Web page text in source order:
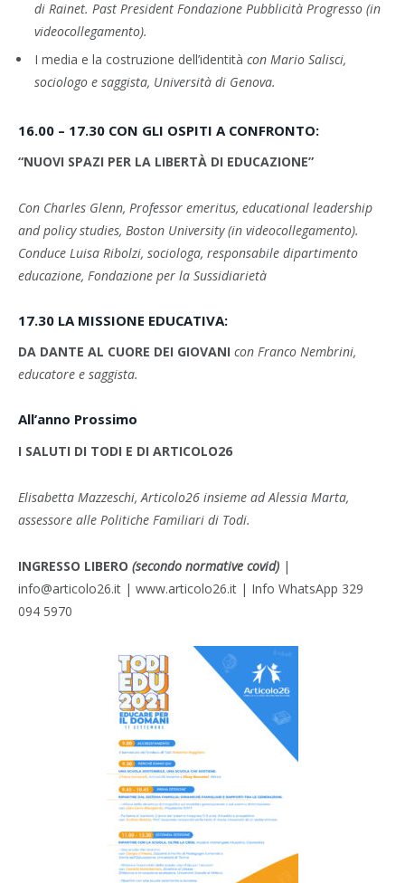
di Rainet. Past President Fondazione Pubblicità Progresso (in
videocollegamento).
I media e la costruzione dell’identità con Mario Salisci,
sociologo e saggista, Università di Genova.
16.00 – 17.30 CON GLI OSPITI A CONFRONTO:
“NUOVI SPAZI PER LA LIBERTÀ DI EDUCAZIONE”
Con Charles Glenn, Professor emeritus, educational leadership
and policy studies, Boston University(in videocollegamento).
Conduce Luisa Ribolzi, sociologa, responsabile dipartimento
educazione, Fondazione per la Sussidiarietà
17.30 LA MISSIONE EDUCATIVA:
DA DANTE AL CUORE DEI GIOVANI con Franco Nembrini,
educatore e saggista.
All’anno Prossimo
I SALUTI DI TODI E DI ARTICOLO26
Elisabetta Mazzeschi, Articolo26 insieme adAlessia Marta,
assessore alle Politiche Familiari di Todi.
INGRESSO LIBERO (secondo normative covid) |
info@articolo26.it | www.articolo26.it | Info WhatsApp 329
094 5970